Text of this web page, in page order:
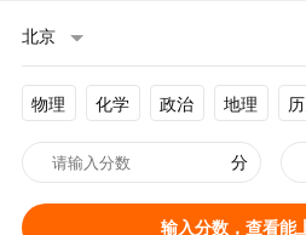
北京
物理 化学 政治 地理
分
输入分数，查看能